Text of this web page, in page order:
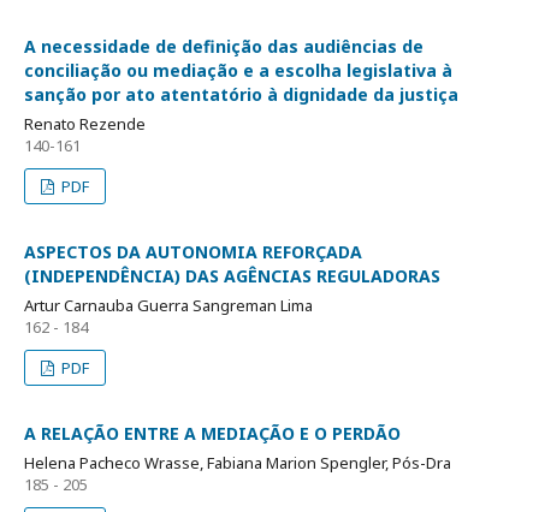
A necessidade de definição das audiências de
conciliação ou mediação e a escolha legislativa à
sanção por ato atentatório à dignidade da justiça
Renato Rezende
140-161
PDF
ASPECTOS DA AUTONOMIA REFORÇADA
(INDEPENDÊNCIA) DAS AGÊNCIAS REGULADORAS
Artur Carnauba Guerra Sangreman Lima
162 - 184
PDF
A RELAÇÃO ENTRE A MEDIAÇÃO E O PERDÃO
Helena Pacheco Wrasse, Fabiana Marion Spengler, Pós-Dra
185 - 205